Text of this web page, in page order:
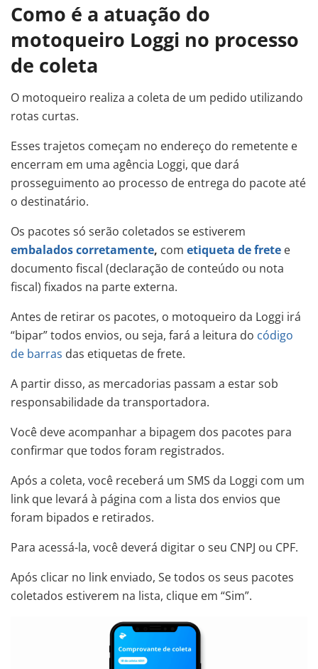
Como é a atuação do
motoqueiro Loggi no processo
de coleta
O motoqueiro realiza a coleta de um pedido utilizando
rotas curtas.
Esses trajetos começam no endereço do remetente e
encerram em uma agência Loggi, que dará
prosseguimento ao processo de entrega do pacote até
o destinatário.
Os pacotes só serão coletados se estiverem
embalados corretamente, com etiqueta de frete e
documento fiscal (declaração de conteúdo ou nota
fiscal) fixados na parte externa.
Antes de retirar os pacotes, o motoqueiro da Loggi irá
“bipar” todos envios, ou seja, fará a leitura do código
de barras das etiquetas de frete.
A partir disso, as mercadorias passam a estar sob
responsabilidade da transportadora.
Você deve acompanhar a bipagem dos pacotes para
confirmar que todos foram registrados.
Após a coleta, você receberá um SMS da Loggi com um
link que levará à página com a lista dos envios que
foram bipados e retirados.
Para acessá-la, você deverá digitar o seu CNPJ ou CPF.
Após clicar no link enviado, Se todos os seus pacotes
coletados estiverem na lista, clique em “Sim”.